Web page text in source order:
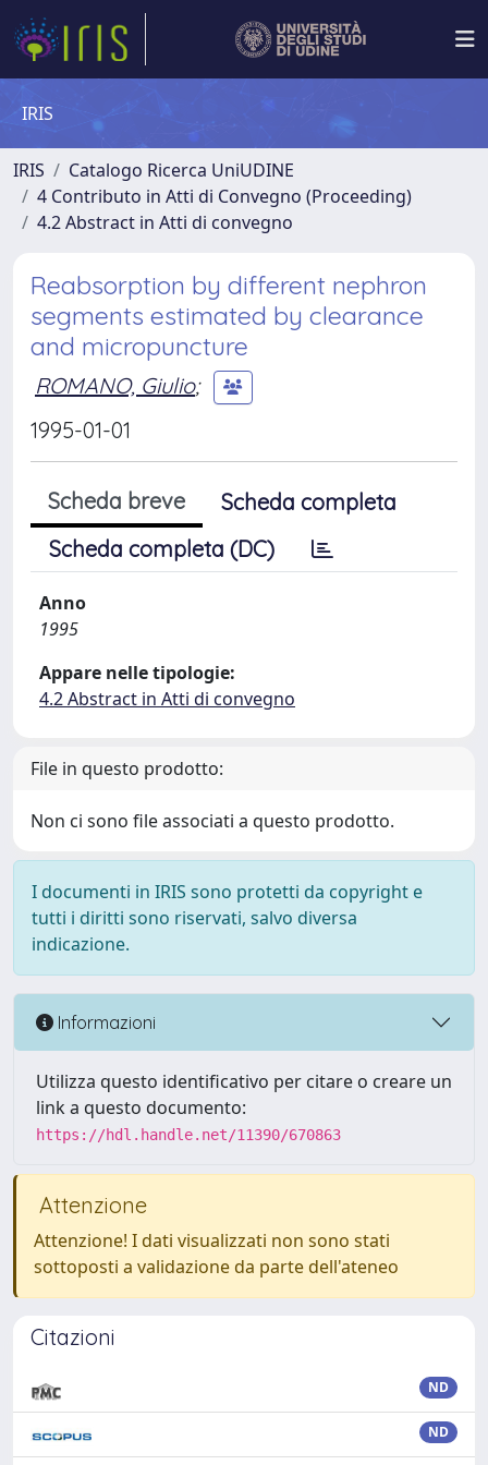
IRIS
IRIS
Catalogo Ricerca UniUDINE
4 Contributo in Atti di Convegno (Proceeding)
4.2 Abstract in Atti di convegno
Reabsorption by different nephron
segments estimated by clearance
and micropuncture
ROMANO, Giulio;
1995-01-01
Scheda breve
Scheda completa
Scheda completa (DC)
Anno
1995
Appare nelle tipologie:
4.2 Abstract in Atti di convegno
File in questo prodotto:
Non ci sono file associati a questo prodotto.
I documenti in IRIS sono protetti da copyright e
tutti i diritti sono riservati, salvo diversa
indicazione.
Informazioni
Utilizza questo identificativo per citare o creare un
link a questo documento:
https://hdl.handle.net/11390/670863
Attenzione
Attenzione! I dati visualizzati non sono stati
sottoposti a validazione da parte dell'ateneo
Citazioni
ND
ND